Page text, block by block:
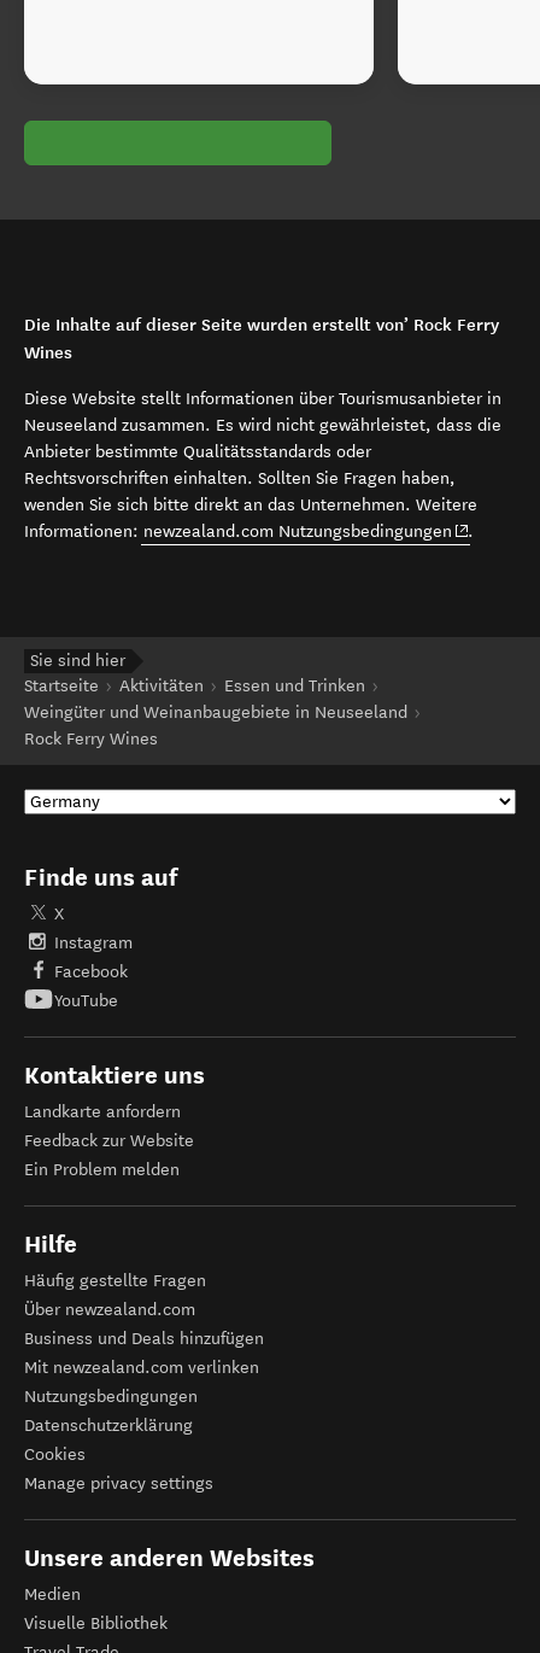
Die Inhalte auf dieser Seite wurden erstellt von’ Rock Ferry
Wines
Diese Website stellt Informationen über Tourismusanbieter in
Neuseeland zusammen. Es wird nicht gewährleistet, dass die
Anbieter bestimmte Qualitätsstandards oder
Rechtsvorschriften einhalten. Sollten Sie Fragen haben,
wenden Sie sich bitte direkt an das Unternehmen. Weitere
Informationen: newzealand.com Nutzungsbedingungen (opens in
.
Sie sind hier
Startseite
Aktivitäten
Essen und Trinken
Weingüter und Weinanbaugebiete in Neuseeland
Rock Ferry Wines
Finde uns auf
X
Instagram
Facebook
YouTube
Kontaktiere uns
Landkarte anfordern
Feedback zur Website
Ein Problem melden
Hilfe
Häufig gestellte Fragen
Über newzealand.com
Business und Deals hinzufügen
Mit newzealand.com verlinken
Nutzungsbedingungen
Datenschutzerklärung
Cookies
Manage privacy settings
Unsere anderen Websites
Medien
Visuelle Bibliothek